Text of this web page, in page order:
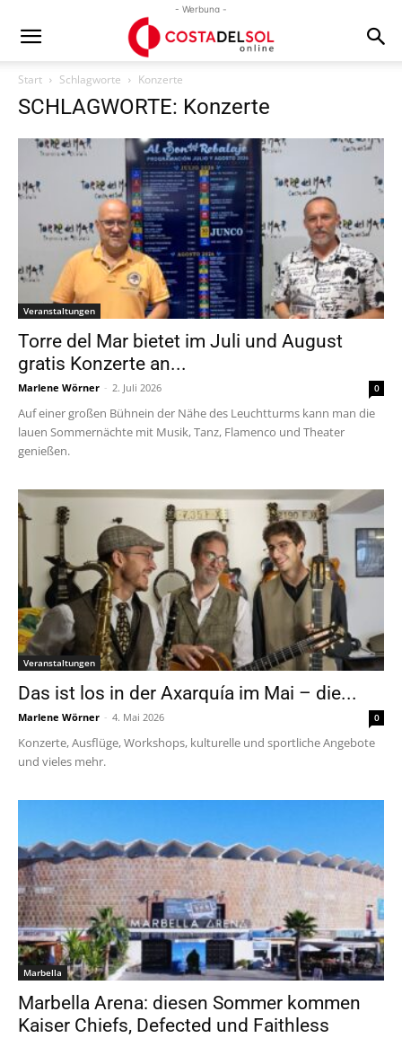
- Werbung -
Start Schlagworte Konzerte
SCHLAGWORTE: Konzerte
Veranstaltungen
Torre del Mar bietet im Juli und August
gratis Konzerte an...
Marlene Wörner - 2. Juli 2026 0
Auf einer großen Bühnein der Nähe des Leuchtturms kann man die
lauen Sommernächte mit Musik, Tanz, Flamenco und Theater
genießen.
Veranstaltungen
Das ist los in der Axarquía im Mai – die...
Marlene Wörner - 4. Mai 2026 0
Konzerte, Ausflüge, Workshops, kulturelle und sportliche Angebote
und vieles mehr.
Marbella
Marbella Arena: diesen Sommer kommen
Kaiser Chiefs, Defected und Faithless